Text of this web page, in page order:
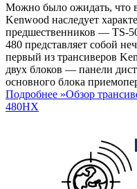
Можно было ожидать, что
Kenwood наследует
предшественников — TS-
480 представляет собой
первый из трансиверов
двух блоков — панели
основного блока
Подробнее »Обзор
480HX